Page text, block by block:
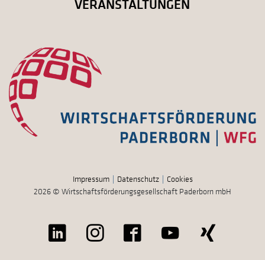
VERANSTALTUNGEN
Impressum Datenschutz
Cookies
2026 © Wirtschaftsförderungsgesellschaft Paderborn mbH